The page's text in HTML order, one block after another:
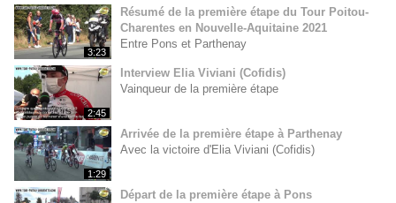
3:23
Résumé de la première étape du Tour Poitou-
Charentes en Nouvelle-Aquitaine 2021
Entre Pons et Parthenay
2:45
Interview Elia Viviani (Cofidis)
Vainqueur de la première étape
1:29
Arrivée de la première étape à Parthenay
Avec la victoire d'Elia Viviani (Cofidis)
Départ de la première étape à Pons